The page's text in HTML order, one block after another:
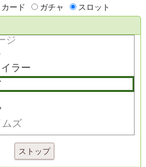
カード ガチャ スロット
ストップ